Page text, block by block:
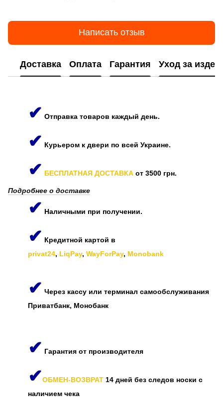
Написать отзыв
Доставка Оплата Гарантия Уход за
✔ Отправка товаров каждый день.
✔ Курьером к двери по всей Украине.
✔ БЕСПЛАТНАЯ ДОСТАВКА от 3500 грн.
Подробнее о доставке
✔ Наличными при получении.
✔ Кредитной картой в
privat24, LiqPay, WayForPay, Monobank
✔ Через кассу или терминал самообслуживания
Приватбанк, Монобанк
✔ Гарантия от производителя
✔ОБМЕН-ВОЗВРАТ 14 дней без следов носки с
наличием чека